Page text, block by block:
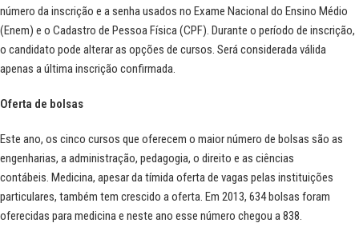
número da inscrição e a senha usados no Exame Nacional do Ensino Médio
(Enem) e o Cadastro de Pessoa Física (CPF). Durante o período de inscrição,
o candidato pode alterar as opções de cursos. Será considerada válida
apenas a última inscrição confirmada.
Oferta de bolsas
Este ano, os cinco cursos que oferecem o maior número de bolsas são as
engenharias, a administração, pedagogia, o direito e as ciências
contábeis. Medicina, apesar da tímida oferta de vagas pelas instituições
particulares, também tem crescido a oferta. Em 2013, 634 bolsas foram
oferecidas para medicina e neste ano esse número chegou a 838.